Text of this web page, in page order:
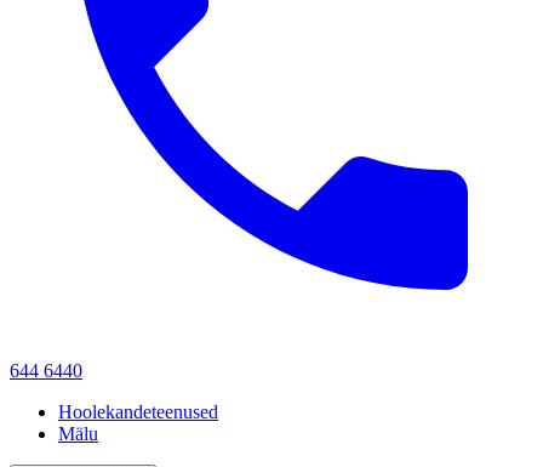
644 6440
Hoolekandeteenused
Mälu